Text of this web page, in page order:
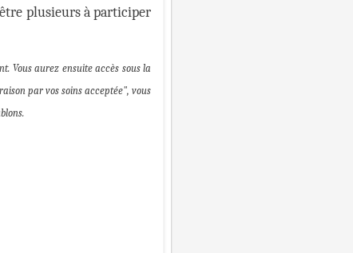
plusieurs à participer
Vous aurez ensuite accès sous la
par vos soins acceptée", vous